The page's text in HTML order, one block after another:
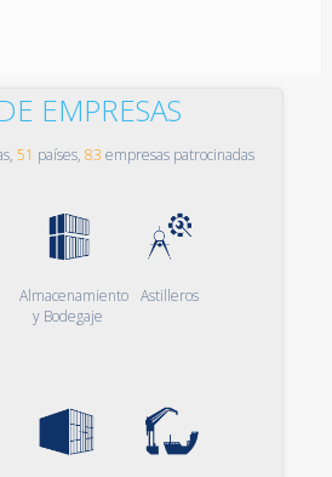
EMPRESAS
51 países, 83 empresas patrocinadas
Almacenamiento
y Bodegaje
Astilleros